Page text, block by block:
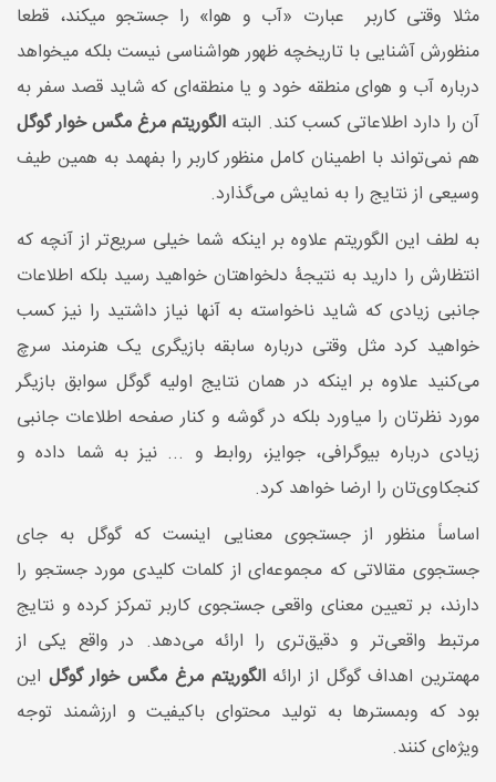
مثلا وقتی کاربر عبارت «آب و هوا» را جستجو میکند، قطعا
منظورش آشنایی با تاریخچه ظهور هواشناسی نیست بلکه می‎خواهد
درباره آب و هوای منطقه خود و یا منطقه‌ای که شاید قصد سفر به
آن را دارد اطلاعاتی کسب کند. البته الگوریتم مرغ مگس خوار گوگل
هم نمی‌تواند با اطمینان کامل منظور کاربر را بفهمد به همین طیف
وسیعی از نتایج را به نمایش می‌گذارد.
به لطف این الگوریتم علاوه بر اینکه شما خیلی سریع‌تر از آنچه که
انتظارش را دارید به نتیجۀ دلخواهتان خواهید رسید بلکه اطلاعات
جانبی زیادی که شاید ناخواسته به آنها نیاز داشتید را نیز کسب
خواهید کرد مثل وقتی درباره سابقه بازیگری یک هنرمند سرچ
می‌کنید علاوه بر اینکه در همان نتایج اولیه گوگل سوابق بازیگر
مورد نظرتان را میاورد بلکه در گوشه و کنار صفحه اطلاعات جانبی
زیادی درباره بیوگرافی، جوایز، روابط و ... نیز به شما داده و
کنجکاوی‌تان را ارضا خواهد کرد.
اساساً منظور از جستجوی معنایی اینست که گوگل به جای
جستجوی مقالاتی که مجموعه‌ای از کلمات کلیدی مورد جستجو را
دارند، بر تعیین معنای واقعی جستجوی کاربر تمرکز کرده و نتایج
مرتبط واقعی‌تر و دقیق‌تری را ارائه می‌دهد. در واقع یکی از
مهمترین اهداف گوگل از ارائهالگوریتم مرغ مگس خوار گوگل این
بود که وبمسترها به تولید محتوای باکیفیت و ارزشمند توجه
ویژه‌ای کنند.